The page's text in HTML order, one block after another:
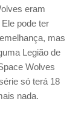
eram
pode ter
mas
Legião de
Wolves
só terá 18
nada.